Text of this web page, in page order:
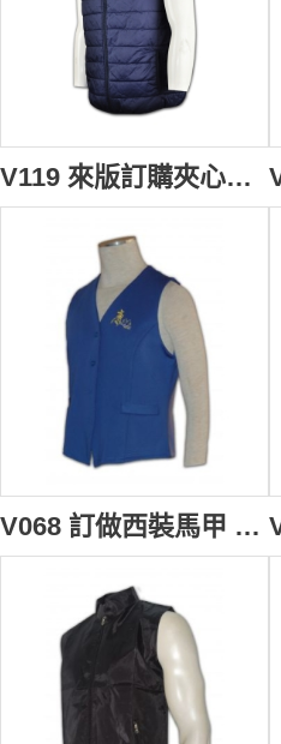
V119 來版訂購夾心棉外套 訂製背心外套顏色 男裝背心褸 度身訂造戶外背心外套 背心專門店
V068 訂做西裝馬甲 背心外套 tailor make 男裝背心外套 西裝背心褸 西裝背心外套製造商